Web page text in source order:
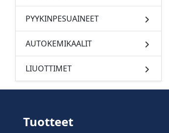
PYYKINPESUAINEET
AUTOKEMIKAALIT
LIUOTTIMET
Tuotteet